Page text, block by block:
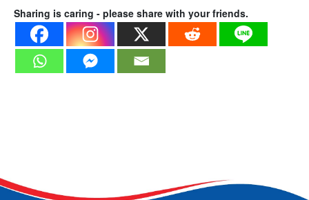
Sharing is caring - please share with your friends.